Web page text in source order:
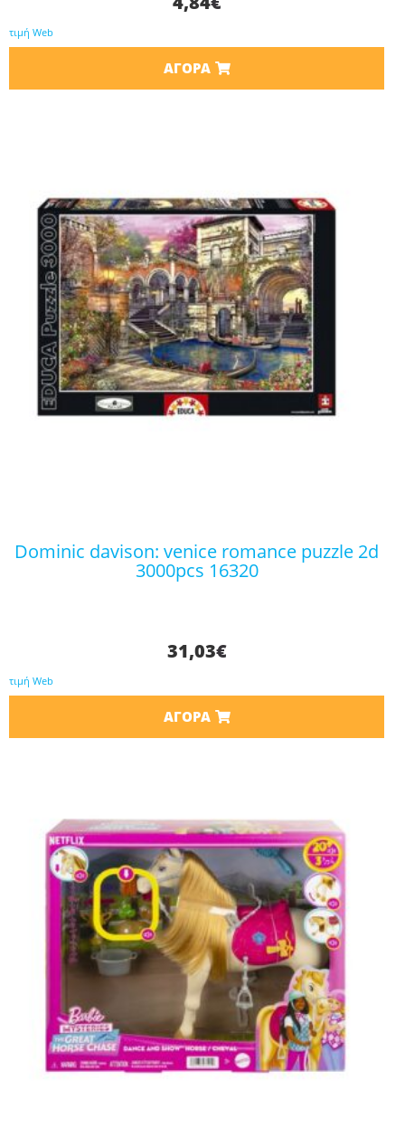
τιμή Web
ΑΓΟΡΆ
dominic davison: venice romance puzzle 2d
3000pcs 16320
31,03€
τιμή Web
ΑΓΟΡΆ